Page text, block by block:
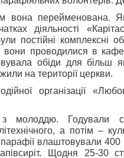
вона перейменована.
діяльності
постійні комплексні
вони проводилися в
обіди для більш
на території церкви.
організації
молоддю. Годували
а потім –
влаштовували 400
Щодня 25-30